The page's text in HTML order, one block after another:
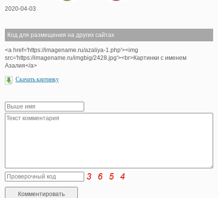
2020-04-03
Код для размещения на других сайтах
<a href='https://imagename.ru/azaliya-1.php'><img
src='https://imagename.ru/imgbig/2428.jpg'><br>Картинки с именем
Азалия</a>
Скачать картинку